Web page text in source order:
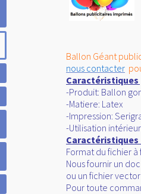
Ballon Géant
nous contacter
-Produit: Ballon
-Matiere: Latex
-Impression:
-Utilisation
Caractéristiques
Format du fichier
Nous fournir un
ou un fichier
Pour toute